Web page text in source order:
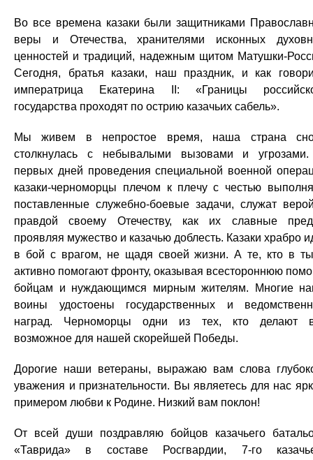
Во все времена казаки были защитниками
веры и Отечества, хранителями исконных
ценностей и традиций, надежным щитом Матушки-
Сегодня, братья казаки, наш праздник, и как
императрица Екатерина II: «Границы
государства проходят по острию казачьих сабель».
Мы живем в непростое время, наша страна
столкнулась с небывалыми вызовами и
первых дней проведения специальной военной
казаки-черноморцы плечом к плечу с честью
поставленные служебно-боевые задачи, служат
правдой своему Отечеству, как их славные
проявляя мужество и казачью доблесть. Казаки храбро
в бой с врагом, не щадя своей жизни. А те, кто в
активно помогают фронту, оказывая всестороннюю
бойцам и нуждающимся мирным жителям. Многие
воины удостоены государственных и
наград. Черноморцы одни из тех, кто делают
возможное для нашей скорейшей Победы.
Дорогие наши ветераны, выражаю вам слова
уважения и признательности. Вы являетесь для нас
примером любви к Родине. Низкий вам поклон!
От всей души поздравляю бойцов казачьего
«Таврида» в составе Росгвардии, 7-го